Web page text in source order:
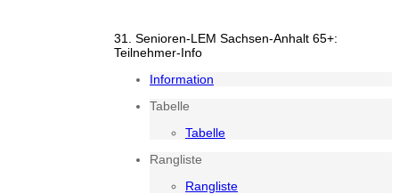
31. Senioren-LEM Sachsen-Anhalt 65+:
Teilnehmer-Info
Information
Tabelle
Tabelle
Rangliste
Rangliste